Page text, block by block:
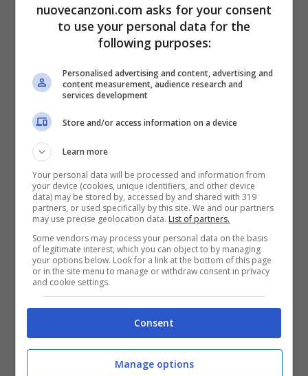
Mondo Marcio “Senza Cuore”
Video Ufficiale
29 Settembre 2012
nuovecanzoni.com asks for your consent
to use your personal data for the
following purposes:
Personalised advertising and content, advertising and
content measurement, audience research and
services development
Store and/or access information on a device
Learn more
Your personal data will be processed and information from
your device (cookies, unique identifiers, and other device
data) may be stored by, accessed by and shared with 319
partners, or used specifically by this site. We and our partners
may use precise geolocation data. List of partners.
Some vendors may process your personal data on the basis
of legitimate interest, which you can object to by managing
your options below. Look for a link at the bottom of this page
or in the site menu to manage or withdraw consent in privacy
and cookie settings.
Consent
Manage options